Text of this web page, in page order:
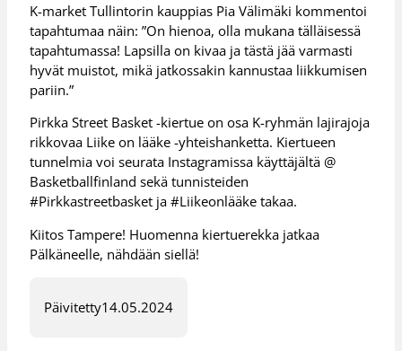
K-market Tullintorin kauppias Pia Välimäki kommentoi
tapahtumaa näin: ”On hienoa, olla mukana tälläisessä
tapahtumassa! Lapsilla on kivaa ja tästä jää varmasti
hyvät muistot, mikä jatkossakin kannustaa liikkumisen
pariin.”
Pirkka Street Basket -kiertue on osa K-ryhmän lajirajoja
rikkovaa Liike on lääke -yhteishanketta. Kiertueen
tunnelmia voi seurata Instagramissa käyttäjältä @
Basketballfinland sekä tunnisteiden
#Pirkkastreetbasket ja #Liikeonlääke takaa.
Kiitos Tampere! Huomenna kiertuerekka jatkaa
Pälkäneelle, nähdään siellä!
Päivitetty14.05.2024